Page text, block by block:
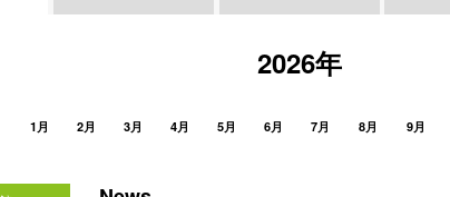
2026年
1月 2月 3月 4月 5月 6月 7月 8月 9月